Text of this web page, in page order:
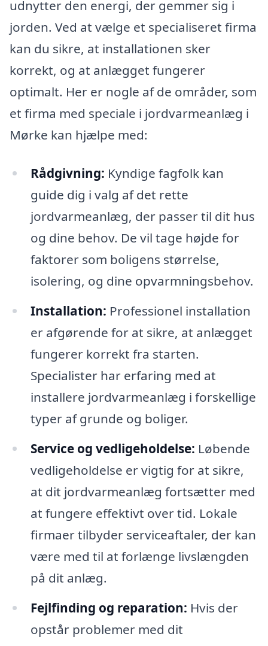
udnytter den energi, der gemmer sig i
jorden. Ved at vælge et specialiseret firma
kan du sikre, at installationen sker
korrekt, og at anlægget fungerer
optimalt. Her er nogle af de områder, som
et firma med speciale i jordvarmeanlæg i
Mørke kan hjælpe med:
Rådgivning: Kyndige fagfolk kan
guide dig i valg af det rette
jordvarmeanlæg, der passer til dit hus
og dine behov. De vil tage højde for
faktorer som boligens størrelse,
isolering, og dine opvarmningsbehov.
Installation: Professionel installation
er afgørende for at sikre, at anlægget
fungerer korrekt fra starten.
Specialister har erfaring med at
installere jordvarmeanlæg i forskellige
typer af grunde og boliger.
Service og vedligeholdelse: Løbende
vedligeholdelse er vigtig for at sikre,
at dit jordvarmeanlæg fortsætter med
at fungere effektivt over tid. Lokale
firmaer tilbyder serviceaftaler, der kan
være med til at forlænge livslængden
på dit anlæg.
Fejlfinding og reparation: Hvis der
opstår problemer med dit